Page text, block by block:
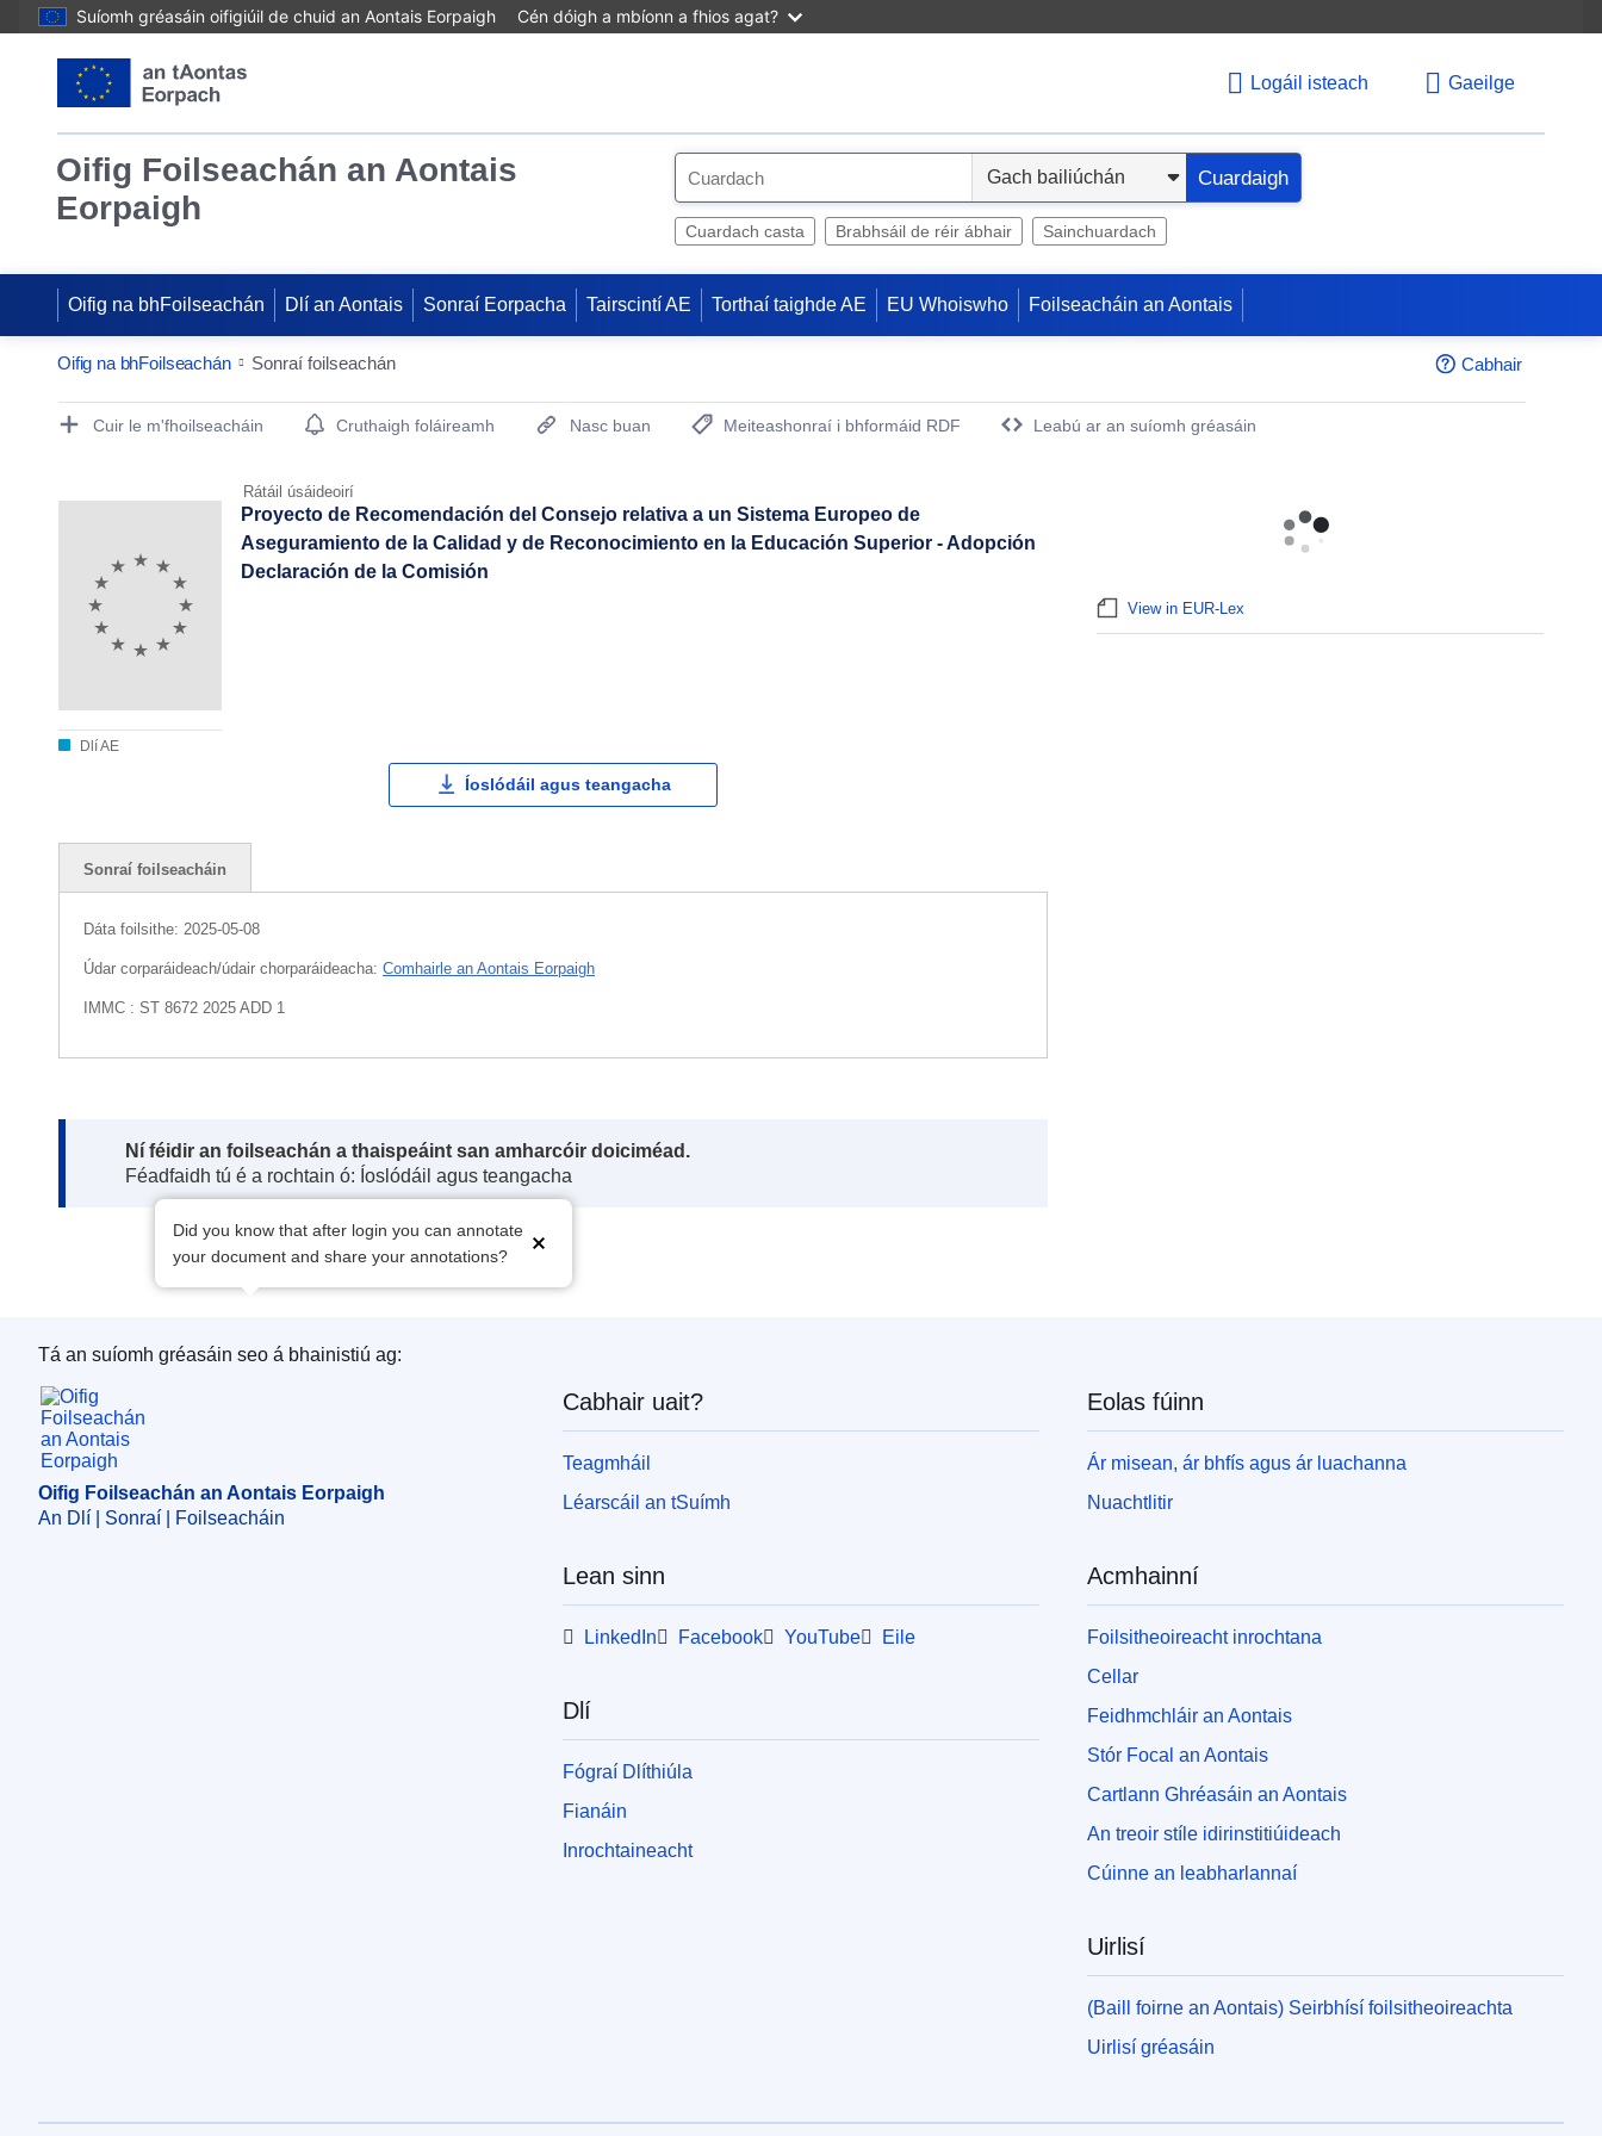
Suíomh gréasáin oifigiúil de chuid an Aontais Eorpaigh Cén dóigh a mbíonn a fhios agat?
Logáil isteach Gaeilge
Oifig Foilseachán an Aontais
Eorpaigh
e
Cuardaigh
Cuardach casta Brabhsáil de réir ábhair Sainchuardach
Oifig na bhFoilseachán Dlí an Aontais Sonraí Eorpacha Tairscintí AE Torthaí taighde AE EU Whoiswho Foilseacháin an Aontais
Oifig na bhFoilseachán Sonraí foilseachán Cabhair
Publication Detail Actions Portlet
Cuir le m'fhoilseacháin Cruthaigh foláireamh Nasc buan
Meiteashonraí i bhformáid RDF
Leabú ar an suíomh gréasáin
Rátáil úsáideoirí
Dlí AE
Proyecto de Recomendación del Consejo relativa a un Sistema Europeo de
Aseguramiento de la Calidad y de Reconocimiento en la Educación Superior - Adopción
Declaración de la Comisión
Íoslódáil agus teangacha
Sonraí foilseacháin
Dáta foilsithe: 2025-05-08
Údar corparáideach/údair chorparáideacha: Comhairle an Aontais Eorpaigh
IMMC : ST 8672 2025 ADD 1
Note:
Ní féidir an foilseachán a thaispeáint san amharcóir doiciméad.
Féadfaidh tú é a rochtain ó: Íoslódáil agus teangacha
Did you know that after login you can annotate
your document and share your annotations?
View in EUR-Lex
Oifig Foilseachán an Aontais Eorpaigh
Tá an suíomh gréasáin seo á bhainistiú ag:
Oifig Foilseachán an Aontais Eorpaigh
An Dlí | Sonraí | Foilseacháin
Cabhair uait?
Teagmháil
Léarscáil an tSuímh
Lean sinn
LinkedIn Facebook YouTube Eile
Dlí
Fógraí Dlíthiúla
Fianáin
Inrochtaineacht
Eolas fúinn
Ár misean, ár bhfís agus ár luachanna
Nuachtlitir
Acmhainní
Foilsitheoireacht inrochtana
Cellar
Feidhmchláir an Aontais
Stór Focal an Aontais
Cartlann Ghréasáin an Aontais
An treoir stíle idirinstitiúideach
Cúinne an leabharlannaí
Uirlisí
(Baill foirne an Aontais) Seirbhísí foilsitheoireachta
Uirlisí gréasáin